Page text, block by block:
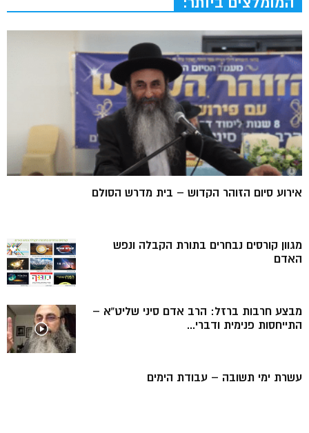
אירוע סיום הזוהר הקדוש – בית מדרש הסולם
מגוון קורסים נבחרים בתורת הקבלה ונפש
האדם
מבצע חרבות ברזל: הרב אדם סיני שליט”א –
התייחסות פנימית ודברי...
עשרת ימי תשובה – עבודת הימים